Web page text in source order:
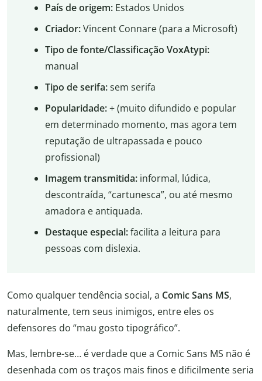
País de origem:Estados Unidos
Criador:Vincent Connare (para a Microsoft)
Tipo de fonte/Classificação VoxAtypi:
manual
Tipo de serifa:sem serifa
Popularidade:+ (muito difundido e popular
em determinado momento, mas agora tem
reputação de ultrapassada e pouco
profissional)
Imagem transmitida:informal, lúdica,
descontraída, “cartunesca”, ou até mesmo
amadora e antiquada.
Destaque especial:facilita a leitura para
pessoas com dislexia.
Como qualquer tendência social, a Comic Sans MS,
naturalmente, tem seus inimigos, entre eles os
defensores do “mau gosto tipográfico”.
Mas, lembre-se… é verdade que a Comic Sans MS não é
desenhada com os traços mais finos e dificilmente seria